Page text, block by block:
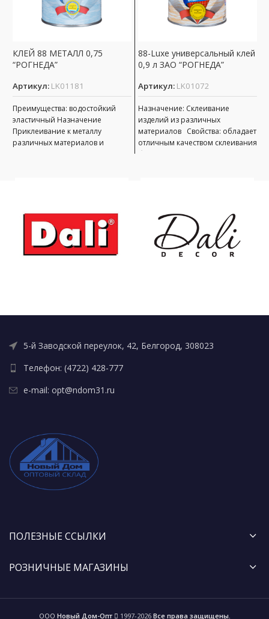
КЛЕЙ 88 МЕТАЛЛ 0,75
“РОГНЕДА”
Артикул: LK01181
Преимущества: водостойкий
эластичный Назначение
Приклеивание к металлу
различных материалов и
88-Luxe универсальный клей
0,9 л ЗАО “РОГНЕДА”
Артикул: LK01072
Назначение: Cклеивание
изделий из различных
материалов Свойства: обладает
отличным качеством склеивания
большинства материалов
5-й Заводской переулок, 42, Белгород, 308023
Телефон: (4722) 428-777
e-mail: opt@ndom31.ru
ПОЛЕЗНЫЕ ССЫЛКИ
РОЗНИЧНЫЕ МАГАЗИНЫ
ООО Новый Дом-Опт 1997-2026 Все права защищены.